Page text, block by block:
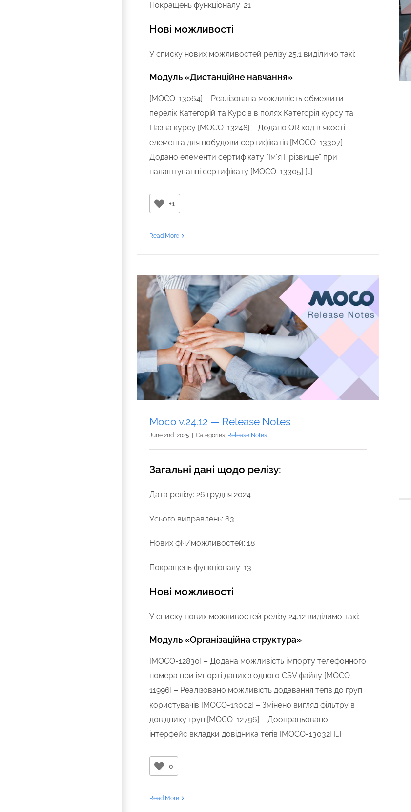
Покращень функціоналу: 21
Нові можливості
У списку нових можливостей релізу 25.1 виділимо такі:
Модуль «Дистанційне навчання»
[MOCO-13064] – Реалізована можливість обмежити
перелік Категорій та Курсів в полях Категорія курсу та
Назва курсу [MOCO-13248] – Додано QR код в якості
елемента для побудови сертифікатів [MOCO-13307] –
Додано елементи сертифікату “Імʼя Прізвище” при
налаштуванні сертифікату [MOCO-13305] […]
+1
Read More
Moco v.24.12 — Release Notes
June 2nd, 2025 Categories: Release Notes
Загальні дані щодо релізу:
Дата релізу: 26 грудня 2024
Усього виправлень: 63
Нових фіч/можливостей: 18
Покращень функціоналу: 13
Нові можливості
У списку нових можливостей релізу 24.12 виділимо такі:
Модуль «Організаційна структура»
[MOCO-12830] – Додана можливість імпорту телефонного
номера при імпорті даних з одного CSV файлу [MOCO-
11996] – Реалізовано можливість додавання тегів до груп
користувачів [MOCO-13002] – Змінено вигляд фільтру в
довіднику груп [MOCO-12796] – Доопрацьовано
інтерфейс вкладки довідника тегів [MOCO-13032] […]
0
Read More